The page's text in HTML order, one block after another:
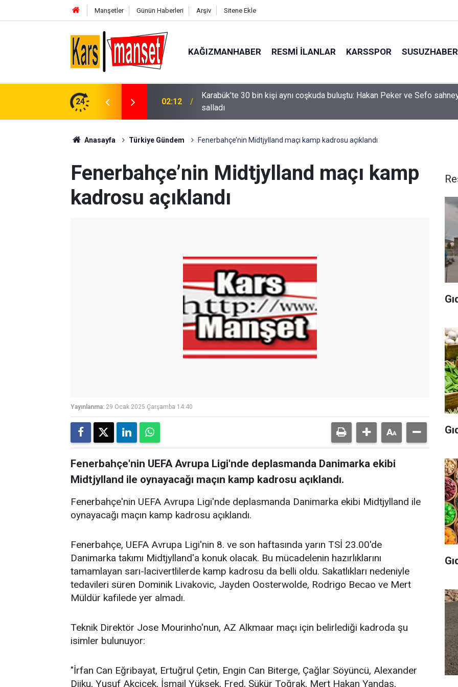
Manşetler Günün Haberleri Arşiv Sitene Ekle
KAĞIZMANHABER RESMI İLANLAR KARSSPOR SUSUZHABER
24
buluştu: Hakan Peker ve Sefo sahneyi
01:58 Niğde’de iki otomobil çarpıştı: 4 yaralı
Anasayfa Türkiye Gündem Fenerbahçe’nin Midtjylland maçı kamp kadrosu açıklandı
Fenerbahçe’nin Midtjylland maçı kamp
kadrosu açıklandı
Yayınlanma: 29 Ocak 2025 Çarşamba 14:40
Fenerbahçe'nin UEFA Avrupa Ligi'nde deplasmanda Danimarka ekibi
Midtjylland ile oynayacağı maçın kamp kadrosu açıklandı.
Fenerbahçe'nin UEFA Avrupa Ligi'nde deplasmanda Danimarka ekibi Midtjylland ile
oynayacağı maçın kamp kadrosu açıklandı.
Fenerbahçe, UEFA Avrupa Ligi'nin 8. ve son haftasında yarın TSİ 23.00'de
Danimarka takımı Midtjylland'a konuk olacak. Bu mücadelenin hazırlıklarını
tamamlayan sarı-lacivertlilerde kamp kadrosu da belli oldu. Sakatlıkları nedeniyle
tedavileri süren Dominik Livakovic, Jayden Oosterwolde, Rodrigo Becao ve Mert
Müldür kafilede yer almadı.
Teknik Direktör Jose Mourinho'nun, AZ Alkmaar maçı için belirlediği kadroda şu
isimler bulunuyor:
"İrfan Can Eğribayat, Ertuğrul Çetin, Engin Can Biterge, Çağlar Söyüncü, Alexander
Djiku, Yusuf Akçiçek, İsmail Yüksek, Fred, Şükür Toğrak, Mert Hakan Yandaş,